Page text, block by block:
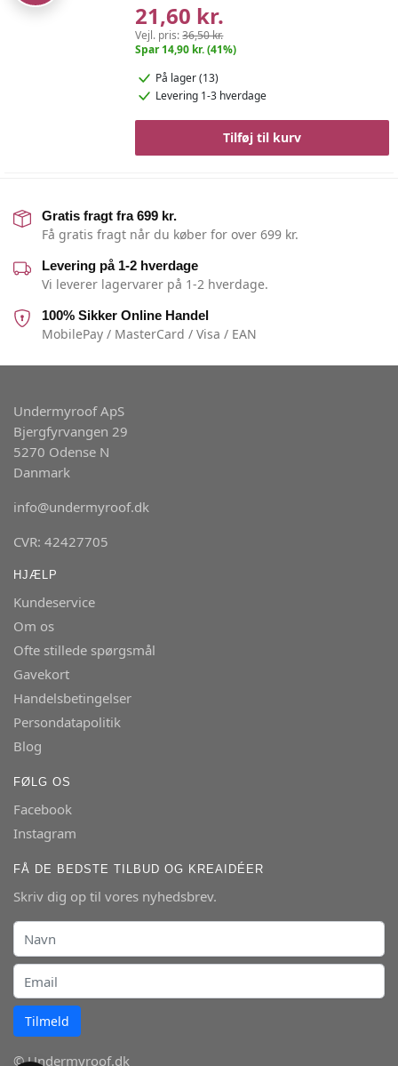
21,60 kr.
Vejl. pris:36,50 kr.
Spar 14,90 kr. (41%)
På lager (13)
Levering 1-3 hverdage
Tilføj til kurv
Gratis fragt fra 699 kr.
Få gratis fragt når du køber for over 699 kr.
Levering på 1-2 hverdage
Vi leverer lagervarer på 1-2 hverdage.
100% Sikker Online Handel
MobilePay / MasterCard / Visa / EAN
Undermyroof ApS
Bjergfyrvangen 29
5270 Odense N
Danmark
info@undermyroof.dk
CVR: 42427705
HJÆLP
Kundeservice
Om os
Ofte stillede spørgsmål
Gavekort
Handelsbetingelser
Persondatapolitik
Blog
FØLG OS
Facebook
Instagram
FÅ DE BEDSTE TILBUD OG KREAIDÉER
Skriv dig op til vores nyhedsbrev.
Tilmeld
© Undermyroof.dk